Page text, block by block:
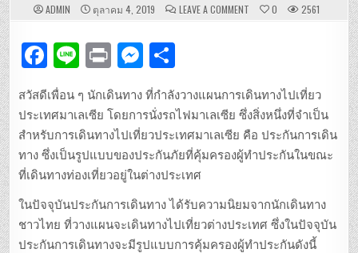
ADMIN ตุลาคม 4, 2019 LEAVE A COMMENT
!!!
ก่อน
เดิน
ทาง
ไป
มาเลเซีย
0 2561
F
a
c
e
b
o
o
k
Li
e
P
n
t
M
es
se
n
g
er
ar
e
สวัสดีเพื่อน ๆ นักเดินทาง ที่กำลังวางแผนการเดินทางไปเที่ยว
ประเทศมาเลเซีย โดยการนั่งรถไฟมาเลเซีย ซึ่งสิ่งหนึ่งที่จำเป็น
สำหรับการเดินทางไปเที่ยวประเทศมาเลเซีย คือ ประกันการเดิน
ทาง ซึ่งเป็นรูปแบบของประกันภัยที่คุ้มครองผู้ทำประกันในขณะ
ที่เดินทางท่องเที่ยวอยู่ในต่างประเทศ
ในปัจจุบันประกันการเดินทาง ได้รับความนิยมจากนักเดินทาง
ชาวไทย ที่วางแผนจะเดินทางไปเที่ยวต่างประเทศ ซึ่งในปัจจุบัน
ประกันการเดินทางจะมีรูปแบบการคุ้มครองผู้ทำประกันดังนี้